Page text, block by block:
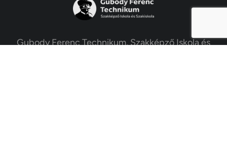
Gubody Ferenc Technikum, Szakképző Iskola és